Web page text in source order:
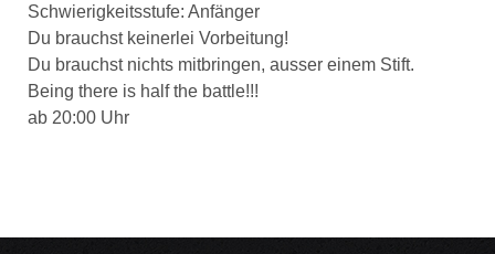
Schwierigkeitsstufe: Anfänger
Du brauchst keinerlei Vorbeitung!
Du brauchst nichts mitbringen, ausser einem Stift.
Being there is half the battle!!!
ab 20:00 Uhr